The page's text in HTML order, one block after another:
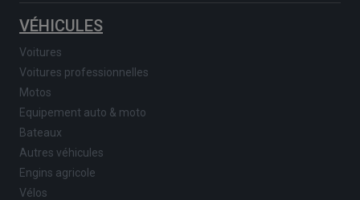
VÉHICULES
Voitures
Voitures professionnelles
Motos
Equipement auto & moto
Bateaux
Autres véhicules
Engins agricole
Vélos